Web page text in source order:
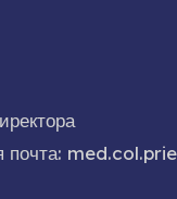
почта: